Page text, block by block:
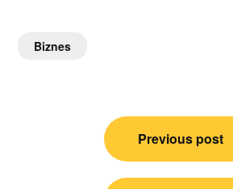
Biznes
Nawigacja
Previous post